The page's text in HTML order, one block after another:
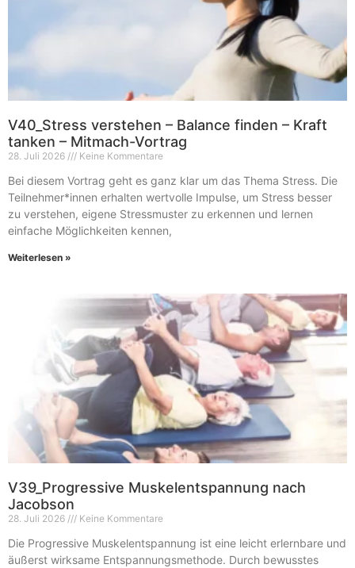
V40_Stress verstehen – Balance finden – Kraft
tanken – Mitmach-Vortrag
28. Juli 2026 Keine Kommentare
Bei diesem Vortrag geht es ganz klar um das Thema Stress. Die
Teilnehmer*innen erhalten wertvolle Impulse, um Stress besser
zu verstehen, eigene Stressmuster zu erkennen und lernen
einfache Möglichkeiten kennen,
Weiterlesen »
V39_Progressive Muskelentspannung nach
Jacobson
28. Juli 2026 Keine Kommentare
Die Progressive Muskelentspannung ist eine leicht erlernbare und
äußerst wirksame Entspannungsmethode. Durch bewusstes